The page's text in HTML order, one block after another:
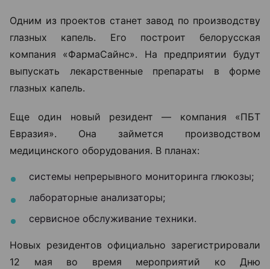
Одним из проектов станет завод по производству
глазных капель. Его построит белорусская
компания «ФармаСайнс». На предприятии будут
выпускать лекарственные препараты в форме
глазных капель.
Еще один новый резидент — компания «ПБТ
Евразия». Она займется производством
медицинского оборудования. В планах:
системы непрерывного мониторинга глюкозы;
лабораторные анализаторы;
сервисное обслуживание техники.
Новых резидентов официально зарегистрировали
12 мая во время мероприятий ко Дню